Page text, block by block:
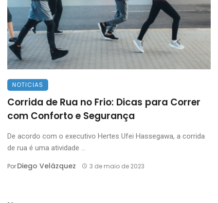
NOTICIAS
Corrida de Rua no Frio: Dicas para Correr
com Conforto e Segurança
De acordo com o executivo Hertes Ufei Hassegawa, a corrida
de rua é uma atividade ...
PorDiego Velázquez 3 de maio de 2023